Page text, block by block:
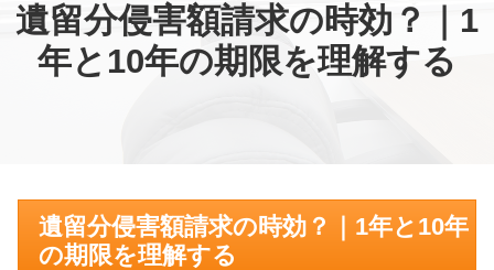
遺留分侵害額請求の時効？｜1
年と10年の期限を理解する
遺留分侵害額請求の時効？｜1年と10年
の期限を理解する